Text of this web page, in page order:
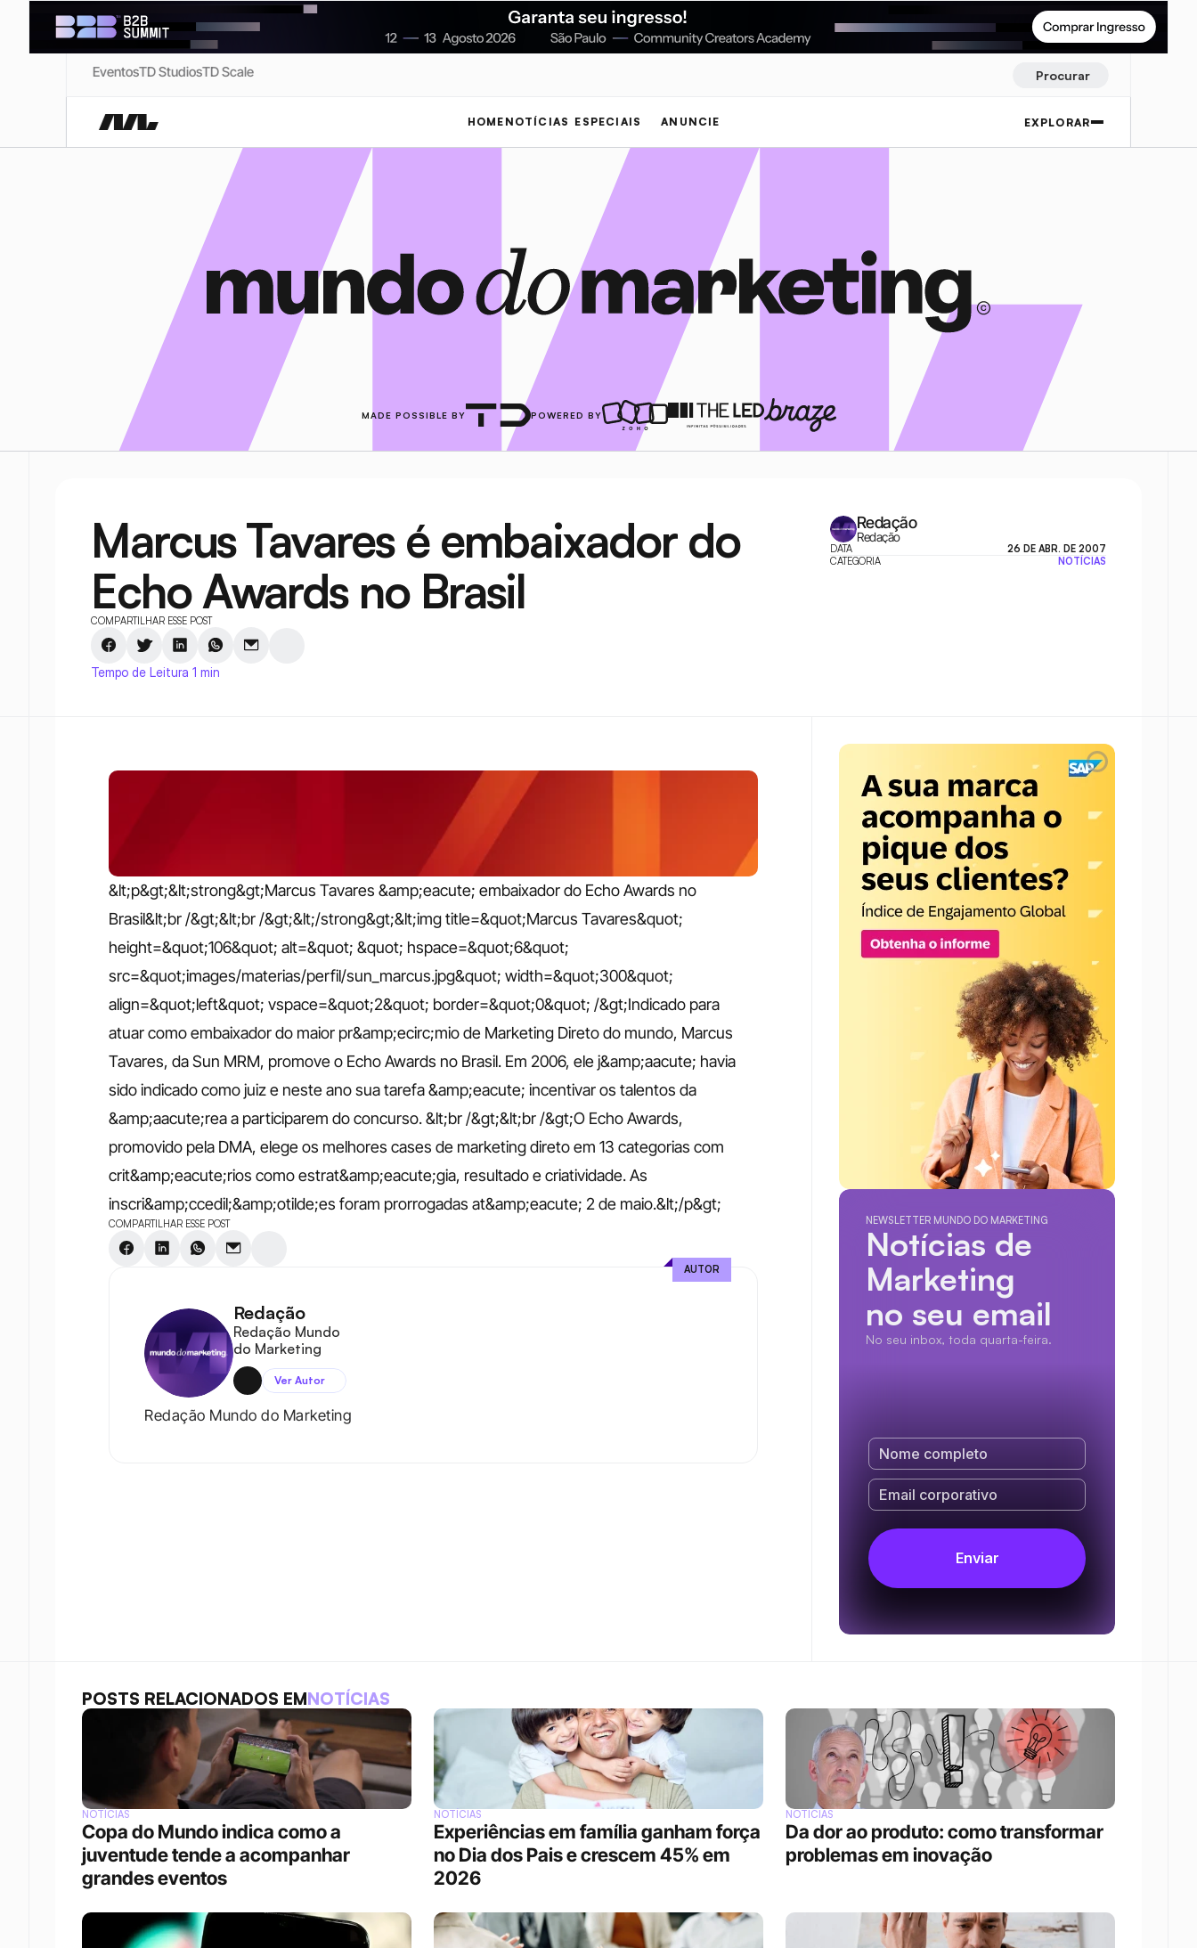
EventosTD StudiosTD Scale Procurar
HOME NOTÍCIAS ESPECIAIS ANUNCIE EXPLORAR
MADE POSSIBLE BY POWERED BY
Marcus Tavares é embaixador do
Echo Awards no Brasil
COMPARTILHAR ESSE POST
Tempo de Leitura 1 min
Redação
Redação
DATA
26 DE ABR. DE 2007
CATEGORIA
NOTÍCIAS
&lt;p&gt;&lt;strong&gt;Marcus Tavares &amp;eacute; embaixador do Echo Awards no
Brasil&lt;br /&gt;&lt;br /&gt;&lt;/strong&gt;&lt;img title=&quot;Marcus Tavares&quot;
height=&quot;106&quot; alt=&quot; &quot; hspace=&quot;6&quot;
src=&quot;images/materias/perfil/sun_marcus.jpg&quot; width=&quot;300&quot;
align=&quot;left&quot; vspace=&quot;2&quot; border=&quot;0&quot; /&gt;Indicado para
atuar como embaixador do maior pr&amp;ecirc;mio de Marketing Direto do mundo, Marcus
Tavares, da Sun MRM, promove o Echo Awards no Brasil. Em 2006, ele j&amp;aacute; havia
sido indicado como juiz e neste ano sua tarefa &amp;eacute; incentivar os talentos da
&amp;aacute;rea a participarem do concurso. &lt;br /&gt;&lt;br /&gt;O Echo Awards,
promovido pela DMA, elege os melhores cases de marketing direto em 13 categorias com
crit&amp;eacute;rios como estrat&amp;eacute;gia, resultado e criatividade. As
inscri&amp;ccedil;&amp;otilde;es foram prorrogadas at&amp;eacute; 2 de maio.&lt;/p&gt;
COMPARTILHAR ESSE POST
Redação
Redação Mundo
do Marketing
Ver Autor
Redação Mundo do Marketing
AUTOR
NEWSLETTER MUNDO DO MARKETING
Notícias de
Marketing
no seu email
No seu inbox, toda quarta-feira.
POSTS RELACIONADOS EMNOTÍCIAS
NOTÍCIAS
Copa do Mundo indica como a
juventude tende a acompanhar
grandes eventos
NOTÍCIAS
Experiências em família ganham força
no Dia dos Pais e crescem 45% em
2026
NOTÍCIAS
Da dor ao produto: como transformar
problemas em inovação